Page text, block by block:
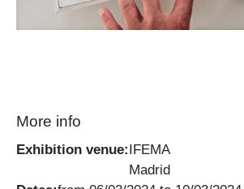
More info
Exhibition venue:IFEMA
Madrid